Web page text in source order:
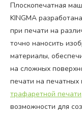
Плоскопечатная
KINGMA
при печати на
точно наносить
материалы,
на сложных
печати на печатных
трафаретной печати
возможности для